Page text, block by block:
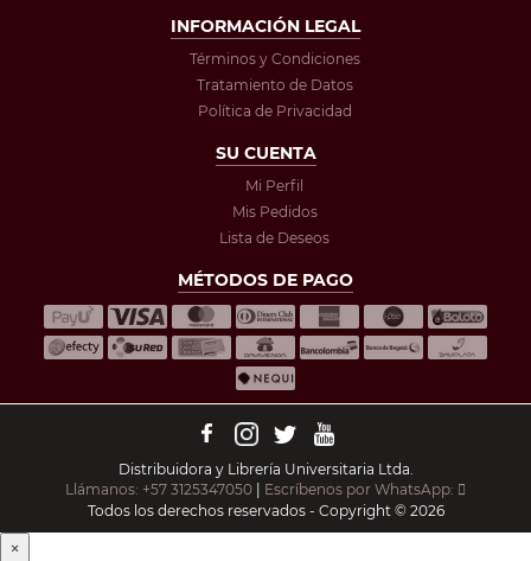
INFORMACIÓN LEGAL
Términos y Condiciones
Tratamiento de Datos
Política de Privacidad
SU CUENTA
Mi Perfil
Mis Pedidos
Lista de Deseos
MÉTODOS DE PAGO
Distribuidora y Librería Universitaria Ltda.
Llámanos: +57 3125347050
Escríbenos por WhatsApp:
Todos los derechos reservados - Copyright © 2026
×